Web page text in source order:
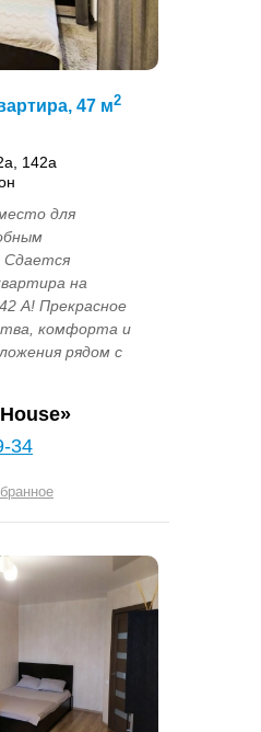
47 м2
142а
для
Сдается
на
А! Прекрасное
комфорта и
рядом с
34